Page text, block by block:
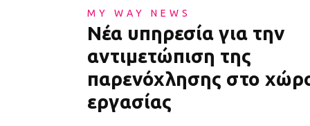
MY WAY NEWS
Νέα υπηρεσία για την
αντιμετώπιση της
παρενόχλησης στο
εργασίας